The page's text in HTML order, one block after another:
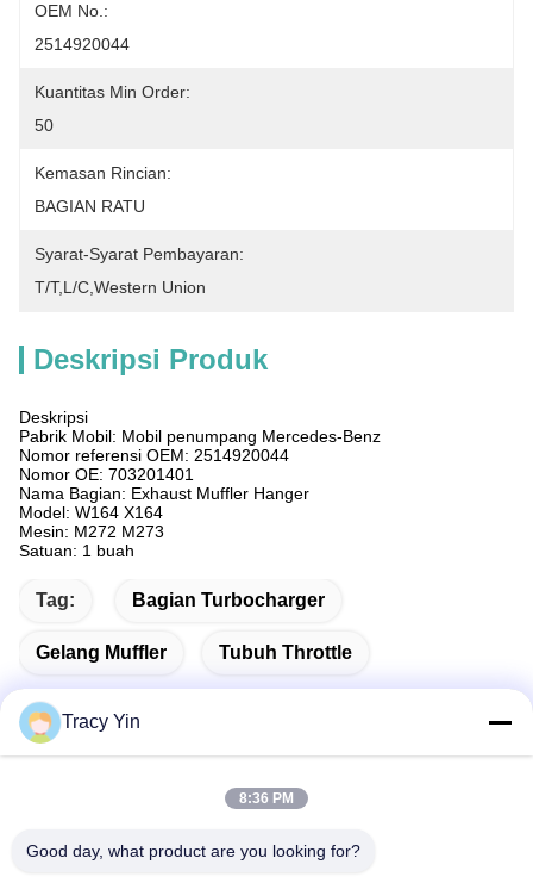
OEM No.:
2514920044
Kuantitas Min Order:
50
Kemasan Rincian:
BAGIAN RATU
Syarat-Syarat Pembayaran:
T/T,L/C,Western Union
Deskripsi Produk
Deskripsi
Pabrik Mobil: Mobil penumpang Mercedes-Benz
Nomor referensi OEM: 2514920044
Nomor OE: 703201401
Nama Bagian: Exhaust Muffler Hanger
Model: W164 X164
Mesin: M272 M273
Satuan: 1 buah
Tag: Bagian Turbocharger
Gelang Muffler Tubuh Throttle
Alamat
Tracy Yin
8:36 PM
Good day, what product are you looking for?